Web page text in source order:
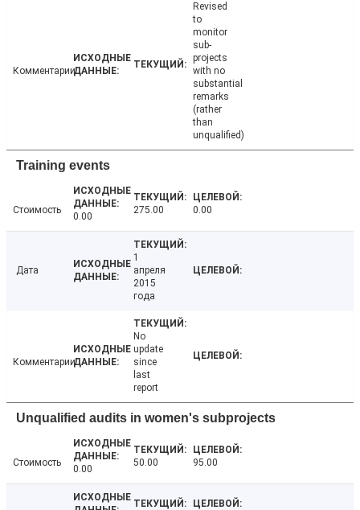
Комментарии
Revised
to
monitor
sub-
projects
with no
substantial
remarks
(rather
than
unqualified)
Training events
Стоимость
0.00
275.00 0.00
Дата
1
апреля
2015
года
Комментарии
No
update
since
last
report
Unqualified audits in women's subprojects
Стоимость
0.00
50.00 95.00